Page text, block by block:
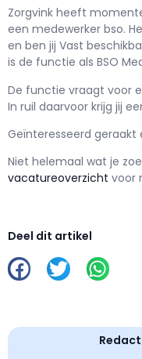
Zorgvink heeft
een medewerker bso.
en ben jij Vast
is de functie als BSO
De functie vraagt voor
In ruil daarvoor krijg jij
Geïnteresseerd geraakt
Niet helemaal wat je
vacatureoverzicht voor
Deel dit artikel